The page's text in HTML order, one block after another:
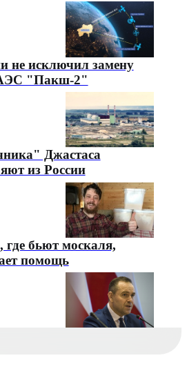
не исключил замену
"Пакш-2"
Джастаса
из России
бьют москаля,
помощь